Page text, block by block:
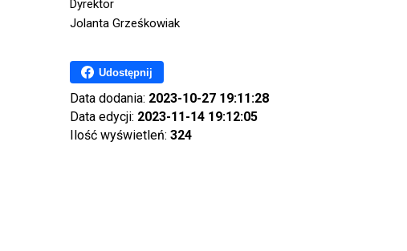
Dyrektor
Jolanta Grześkowiak
Udostępnij
Data dodania: 2023-10-27 19:11:28
Data edycji: 2023-11-14 19:12:05
Ilość wyświetleń: 324